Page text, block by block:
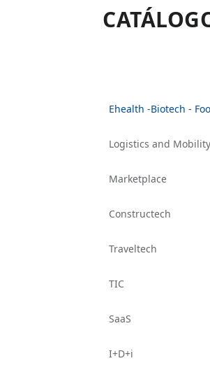
Ehealth -Biotech -
Logistics and Mobility
Marketplace
Constructech
Traveltech
TIC
SaaS
I+D+i